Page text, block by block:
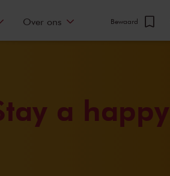
Over ons Bewaard
a happy